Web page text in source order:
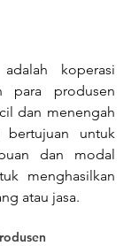
koperasi
para produsen
dan menengah
bertujuan untuk
dan modal
menghasilkan
atau jasa.